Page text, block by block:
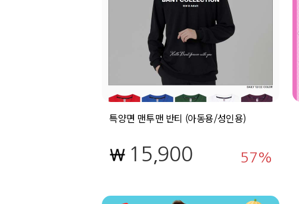
특양면 맨투맨 반티 (아동용/성인용)
15,900 57